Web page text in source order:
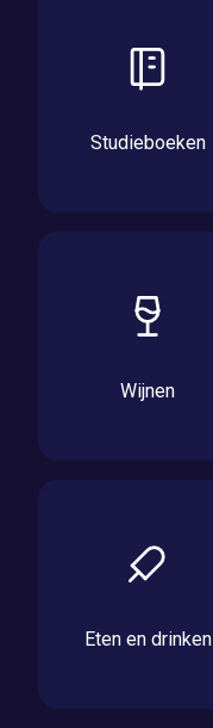
Studieboeken
Wijnen
Eten en drinken